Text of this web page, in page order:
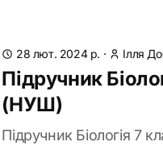
28 лют. 2024 р. · Ілля
Підручник
(НУШ)
Підручник Біологія 7